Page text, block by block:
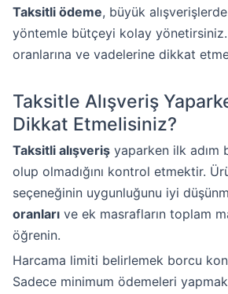
Taksitli ödeme, büyük
yöntemle bütçeyi kolay
oranlarına ve vadelerine dikkat
Taksitle Alışveriş
Dikkat Etmelisiniz?
Taksitli alışveriş yaparken ilk adım
olup olmadığını kontrol etmektir.
seçeneğinin uygunluğunu iyi
oranları ve ek masrafların toplam
öğrenin.
Harcama limiti belirlemek borcu
Sadece minimum ödemeleri